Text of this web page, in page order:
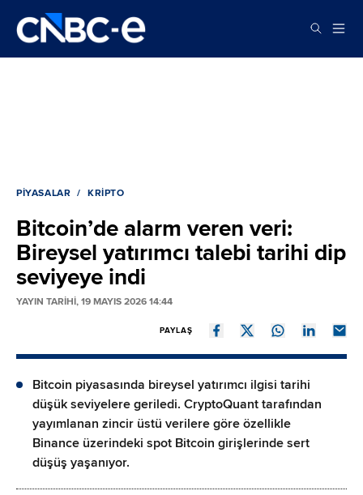
PIYASALAR KRIPTO
Bitcoin’de alarm veren veri:
Bireysel yatırımcı talebi tarihi dip
seviyeye indi
YAYIN TARİHİ, 19 MAYIS 2026 14:44
PAYLAŞ
Bitcoin piyasasında bireysel yatırımcı ilgisi tarihi
düşük seviyelere geriledi. CryptoQuant tarafından
yayımlanan zincir üstü verilere göre özellikle
Binance üzerindeki spot Bitcoin girişlerinde sert
düşüş yaşanıyor.